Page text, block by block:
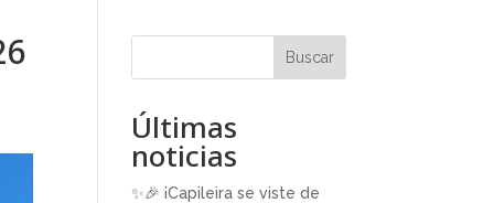
Buscar
Últimas
noticias
✨🎉 ¡Capileira se viste de